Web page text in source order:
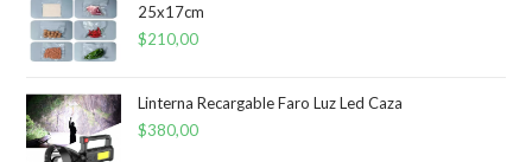
25x17cm
$210,00
Linterna Recargable Faro Luz Led Caza
$380,00